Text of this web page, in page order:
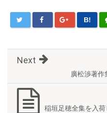
B!
廣松渉著作
Next
稲垣足穂全集を入荷